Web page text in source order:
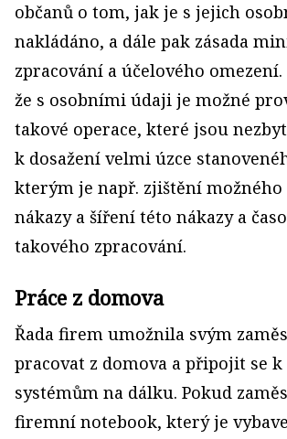
občanů o tom, jak je s jejich
nakládáno, a dále pak zásada
zpracování a účelového omezení.
že s osobními údaji je možné
takové operace, které jsou
k dosažení velmi úzce
kterým je např. zjištění
nákazy a šíření této nákazy a
takového zpracování.
Práce z domova
Řada firem umožnila svým
pracovat z domova a připojit se
systémům na dálku. Pokud
firemní notebook, který je